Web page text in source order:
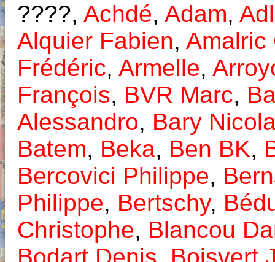
????, Achdé, Adam,
Alquier Fabien, Amalric
Frédéric, Armelle,
François, BVR Marc,
Alessandro, Bary
Batem, Beka, Ben BK,
Bercovici Philippe,
Philippe, Bertschy,
Christophe, Blancou